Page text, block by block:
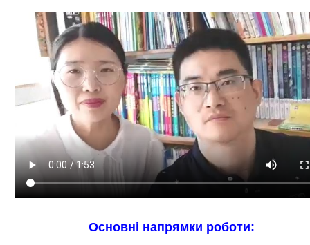
Основні напрямки роботи: